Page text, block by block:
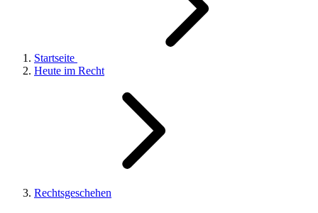
Startseite
Heute im Recht
Rechtsgeschehen